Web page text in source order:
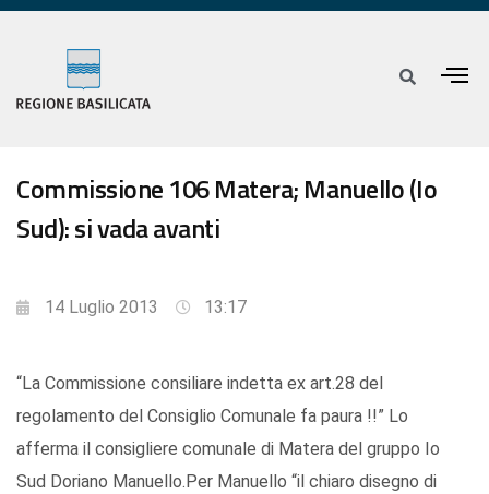
Commissione 106 Matera; Manuello (Io
Sud): si vada avanti
14 Luglio 2013 13:17
“La Commissione consiliare indetta ex art.28 del
regolamento del Consiglio Comunale fa paura !!” Lo
afferma il consigliere comunale di Matera del gruppo Io
Sud Doriano Manuello.Per Manuello “il chiaro disegno di